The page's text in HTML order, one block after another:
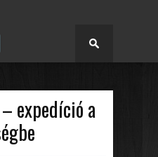
expedíció a